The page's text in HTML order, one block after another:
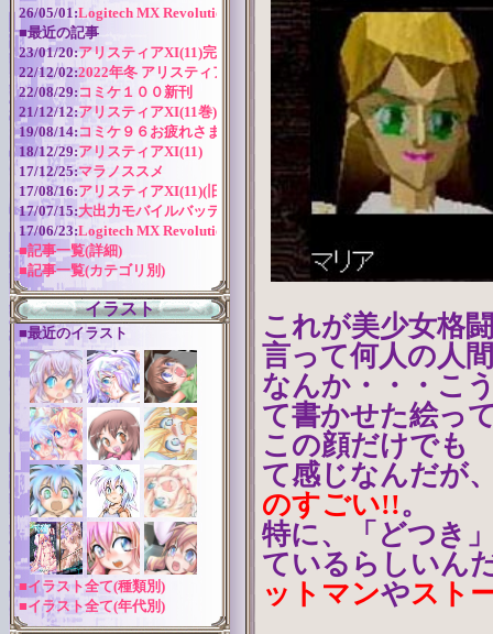
26/05/01:Logitech MX Revolution バッテリー交換
■最近の記事
23/01/20:アリスティアXI(11)完全版
22/12/02:2022年冬 アリスティアシリーズ今後の予定
22/08/29: コミケ１００新刊
21/12/12:アリスティアXI(11巻) 作成近況
19/08/14:コミケ９６お疲れさまでした！
18/12/29:アリスティアXI(11)
17/12/25:マラノススメ
17/08/16:アリスティアXI(11)(旧版)
17/07/15:大出力モバイルバッテリー
17/06/23:Logitech MX Revolution バッテリー交換
■記事一覧(詳細)
■記事一覧(カテゴリ別)
イラスト
■最近のイラスト
■イラスト全て(種類別)
■イラスト全て(年代別)
これが美少女格
言って何人の人
なんか・・・こ
て書かせた絵っ
この顔だけでも
て感じなんだが
のすごい!!。
特に、「どつき
ているらしいん
ットマンやスト